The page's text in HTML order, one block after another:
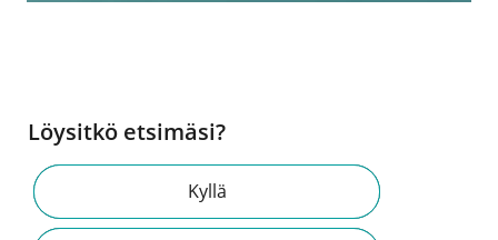
Löysitkö etsimäsi?
Kyllä